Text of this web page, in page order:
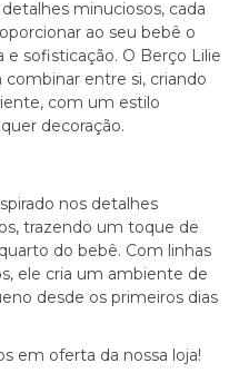
minuciosos, cada
ao seu bebê o
sofisticação. O Berço Lilie
combinar entre si, criando
com um estilo
decoração.
nos detalhes
trazendo um toque de
do bebê. Com linhas
ele cria um ambiente de
desde os primeiros dias
em oferta da nossa loja!